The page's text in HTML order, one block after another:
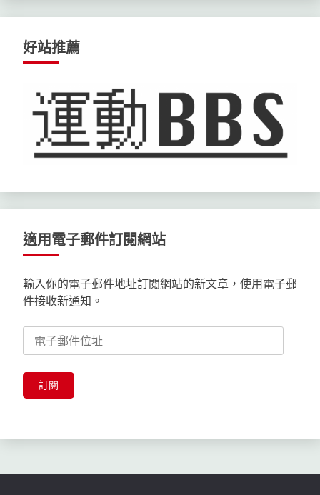
好站推薦
適用電子郵件訂閱網站
輸入你的電子郵件地址訂閱網站的新文章，使用電子郵
件接收新通知。
子
郵
位
訂閱